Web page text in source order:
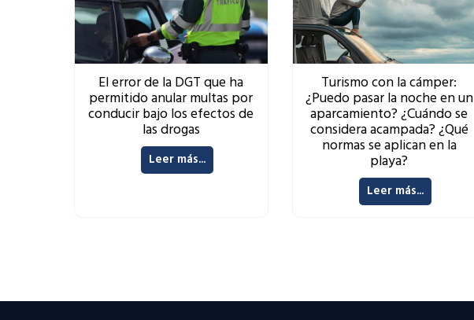
El error de la DGT que ha
permitido anular multas por
conducir bajo los efectos de
las drogas
Leer más...
Turismo con la cámper:
¿Puedo pasar la noche en un
aparcamiento? ¿Cuándo se
considera acampada? ¿Qué
normas se aplican en la
playa?
Leer más...